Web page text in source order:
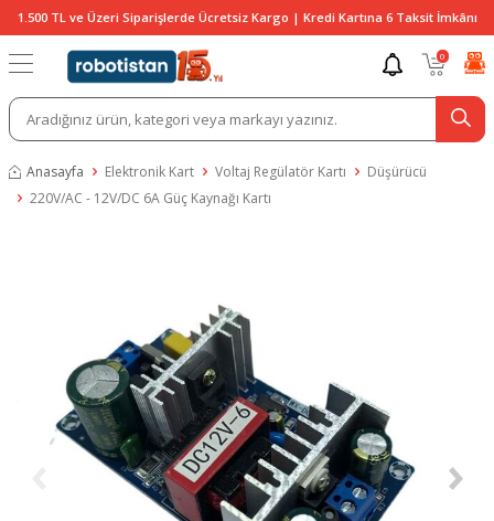
1.500 TL ve Üzeri Siparişlerde Ücretsiz Kargo | Kredi Kartına 6 Taksit İmkânı
0
Anasayfa Elektronik Kart Voltaj Regülatör Kartı
Düşürücü
220V/AC - 12V/DC 6A Güç Kaynağı Kartı